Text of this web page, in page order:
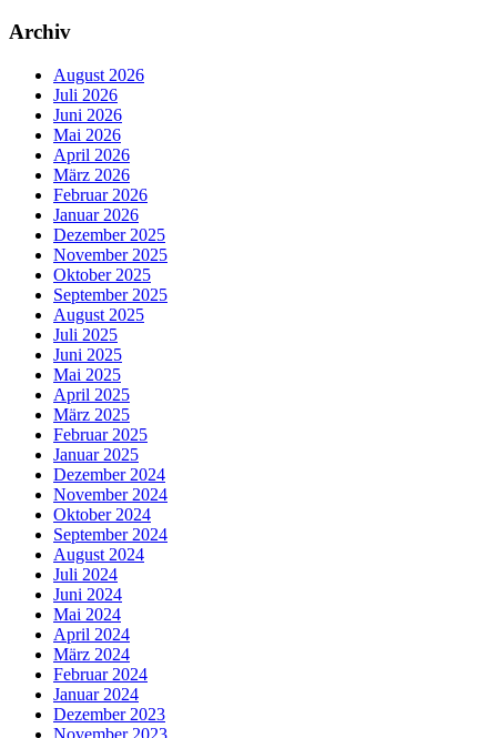
Archiv
August 2026
Juli 2026
Juni 2026
Mai 2026
April 2026
März 2026
Februar 2026
Januar 2026
Dezember 2025
November 2025
Oktober 2025
September 2025
August 2025
Juli 2025
Juni 2025
Mai 2025
April 2025
März 2025
Februar 2025
Januar 2025
Dezember 2024
November 2024
Oktober 2024
September 2024
August 2024
Juli 2024
Juni 2024
Mai 2024
April 2024
März 2024
Februar 2024
Januar 2024
Dezember 2023
November 2023